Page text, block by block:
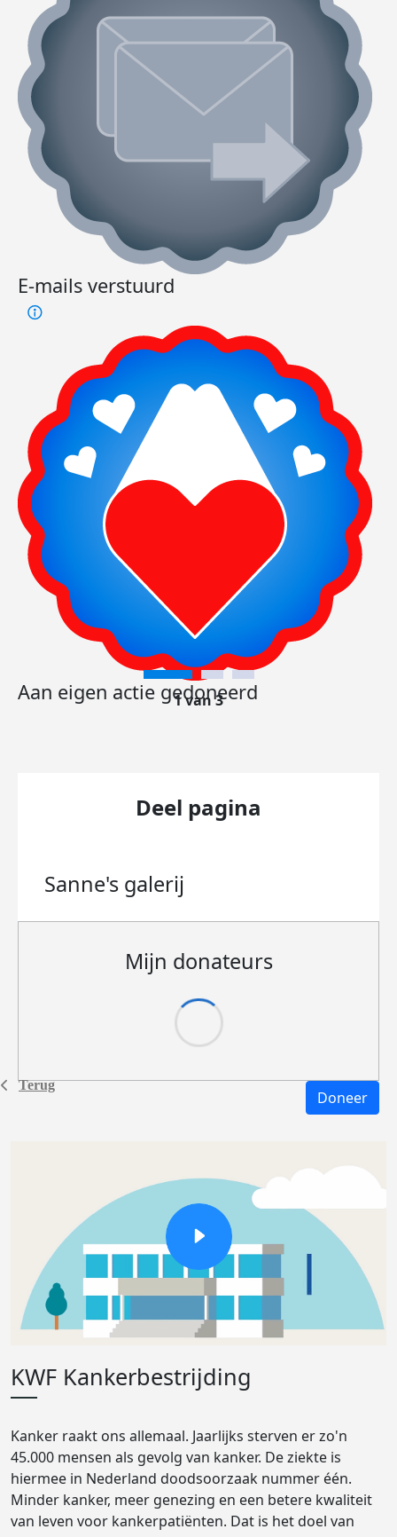
Terug
E-mails verstuurd
Aan eigen actie gedoneerd
1 van 3
Deel pagina
Sanne's galerij
Mijn donateurs
Doneer
KWF Kankerbestrijding
Kanker raakt ons allemaal. Jaarlijks sterven er zo'n
45.000 mensen als gevolg van kanker. De ziekte is
hiermee in Nederland doodsoorzaak nummer één.
Minder kanker, meer genezing en een betere kwaliteit
van leven voor kankerpatiënten. Dat is het doel van